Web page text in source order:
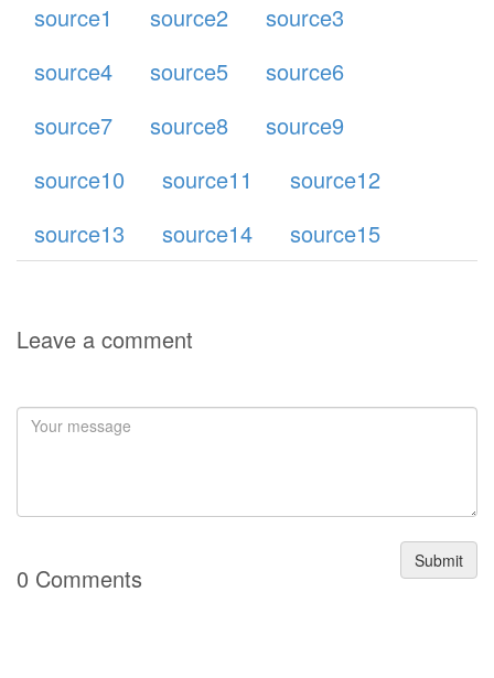
source1 source2
source3
source4
source5
source6
source7
source8
source9
source10
source11
source12
source13
source14 source15
Leave a comment
Submit
0 Comments